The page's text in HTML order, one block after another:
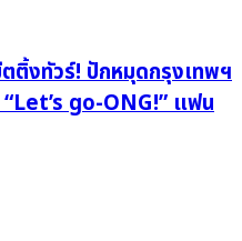
ติ้งทัวร์! ปักหมุดกรุงเทพฯ
go-ONG!” แฟน